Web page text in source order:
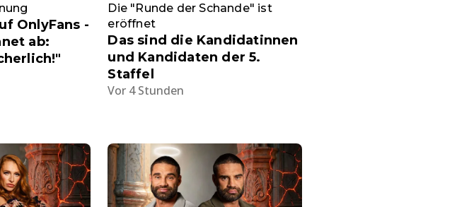
OnlyFans -
ab:
Die "Runde der Schande" ist
eröffnet
Das sind die Kandidatinnen
und Kandidaten der 5.
Staffel
Vor 4 Stunden